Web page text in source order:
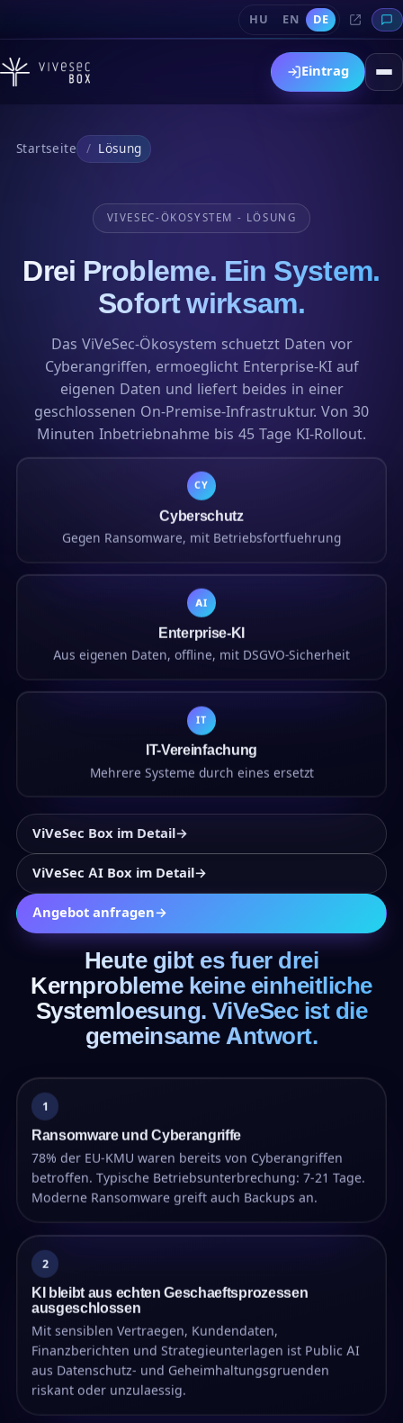
HU EN DE
Eintrag
Startseite Lösung
VIVESEC-ÖKOSYSTEM - LÖSUNG
Drei Probleme. Ein System.
Sofort wirksam.
Das ViVeSec-Ökosystem schuetzt Daten vor
Cyberangriffen, ermoeglicht Enterprise-KI auf
eigenen Daten und liefert beides in einer
geschlossenen On-Premise-Infrastruktur. Von 30
Minuten Inbetriebnahme bis 45 Tage KI-Rollout.
CY
Cyberschutz
Gegen Ransomware, mit Betriebsfortfuehrung
AI
Enterprise-KI
Aus eigenen Daten, offline, mit DSGVO-Sicherheit
IT
IT-Vereinfachung
Mehrere Systeme durch eines ersetzt
ViVeSec Box im Detail→
ViVeSec AI Box im Detail→
Angebot anfragen→
Heute gibt es fuer drei
Kernprobleme keine einheitliche
Systemloesung. ViVeSec ist die
gemeinsame Antwort.
1
Ransomware und Cyberangriffe
78% der EU-KMU waren bereits von Cyberangriffen
betroffen. Typische Betriebsunterbrechung: 7-21 Tage.
Moderne Ransomware greift auch Backups an.
2
KI bleibt aus echten Geschaeftsprozessen
ausgeschlossen
Mit sensiblen Vertraegen, Kundendaten,
Finanzberichten und Strategieunterlagen ist Public AI
aus Datenschutz- und Geheimhaltungsgruenden
riskant oder unzulaessig.